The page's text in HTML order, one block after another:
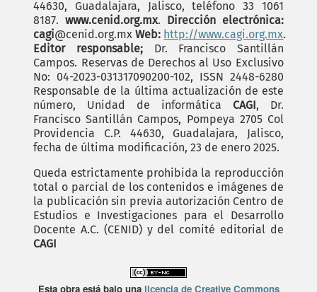
44630, Guadalajara, Jalisco, teléfono 33 1061
8187.www.cenid.org.mx. Dirección electrónica:
cagi@cenid.org.mxWeb: http://www.cagi.org.mx.
Editor responsable;Dr. Francisco Santillán
Campos. Reservas de Derechos al Uso Exclusivo
No: 04-2023-031317090200-102, ISSN 2448-6280
Responsable de la última actualización de este
número, Unidad de informática CAGI, Dr.
Francisco Santillán Campos, Pompeya 2705 Col
Providencia C.P. 44630, Guadalajara, Jalisco,
fecha de última modificación, 23 de enero 2025.
Queda estrictamente prohibida la reproducción
total o parcial de los contenidos e imágenes de
la publicación sin previa autorización Centro de
Estudios e Investigaciones para el Desarrollo
Docente A.C. (CENID) y del comité editorial de
CAGI
Esta obra está bajo una licencia de Creative Commons